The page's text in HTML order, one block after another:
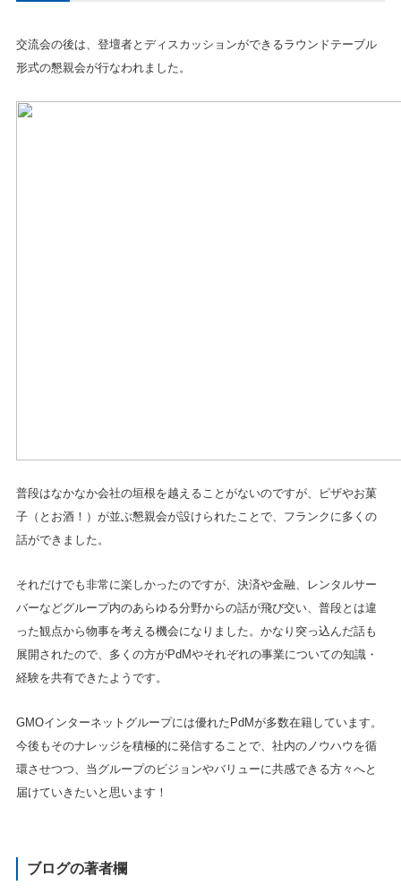
交流会の後は、登壇者とディスカッションができるラウンドテーブル
形式の懇親会が行なわれました。
普段はなかなか会社の垣根を越えることがないのですが、ピザやお菓
子（とお酒！）が並ぶ懇親会が設けられたことで、フランクに多くの
話ができました。
それだけでも非常に楽しかったのですが、決済や金融、レンタルサー
バーなどグループ内のあらゆる分野からの話が飛び交い、普段とは違
った観点から物事を考える機会になりました。かなり突っ込んだ話も
展開されたので、多くの方がPdMやそれぞれの事業についての知識・
経験を共有できたようです。
GMOインターネットグループには優れたPdMが多数在籍しています。
今後もそのナレッジを積極的に発信することで、社内のノウハウを循
環させつつ、当グループのビジョンやバリューに共感できる方々へと
届けていきたいと思います！
ブログの著者欄